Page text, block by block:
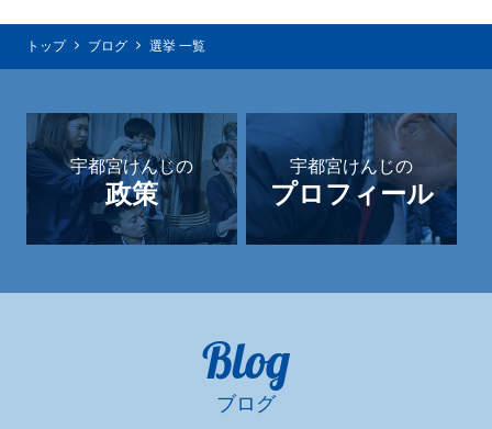
トップ ブログ 選挙 一覧
宇都宮けんじの
政策
宇都宮けんじの
プロフィール
Blog
ブログ